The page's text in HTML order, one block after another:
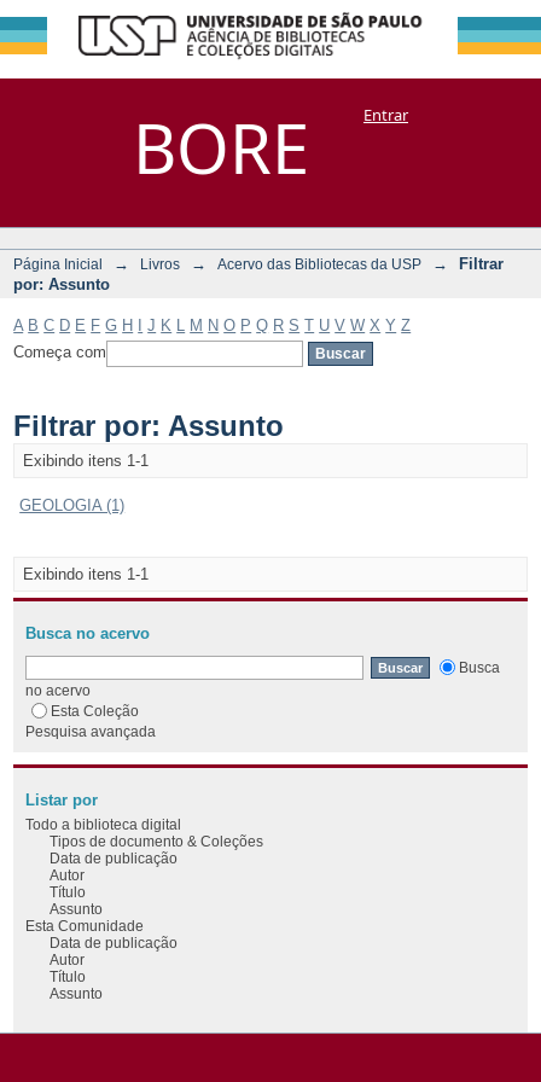
BORE
Filtrar por:
Assunto
DSpace/Manakin + CoriscoEntrar
Página Inicial → Livros → Acervo das Bibliotecas da USP →
Filtrar
por: Assunto
A B C D E F G H J K M N O P Q R S T U V W X Y Z
Começa com
Filtrar por: Assunto
Exibindo itens 1-1
GEOLOGIA (1)
Exibindo itens 1-1
Busca no acervo
Busca
no acervo
Esta Coleção
Pesquisa avançada
Listar por
Todo a biblioteca digital
Tipos de documento & Coleções
Data de publicação
Autor
Título
Assunto
Esta Comunidade
Data de publicação
Autor
Título
Assunto